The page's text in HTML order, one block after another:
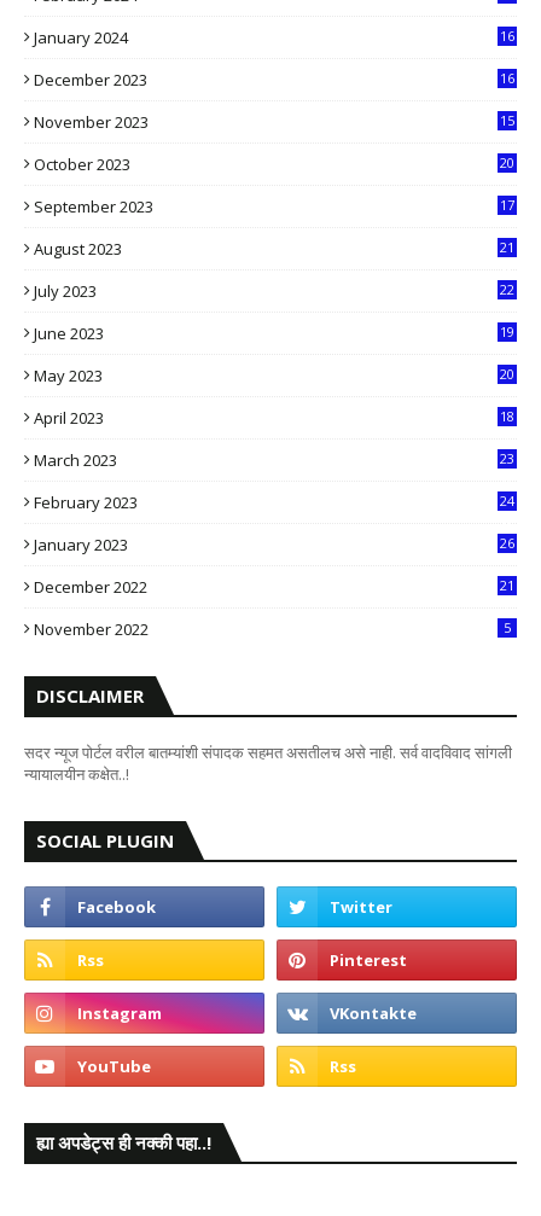
January 2024
16
December 2023
16
November 2023
15
October 2023
20
September 2023
17
August 2023
21
July 2023
22
June 2023
19
May 2023
20
April 2023
18
March 2023
23
February 2023
24
January 2023
26
December 2022
21
November 2022 5
DISCLAIMER
सदर न्यूज पोर्टल वरील बातम्यांशी संपादक सहमत असतीलच असे नाही. सर्व वादविवाद सांगली
न्यायालयीन कक्षेत..!
SOCIAL PLUGIN
ह्या अपडेट्स ही नक्की पहा..!